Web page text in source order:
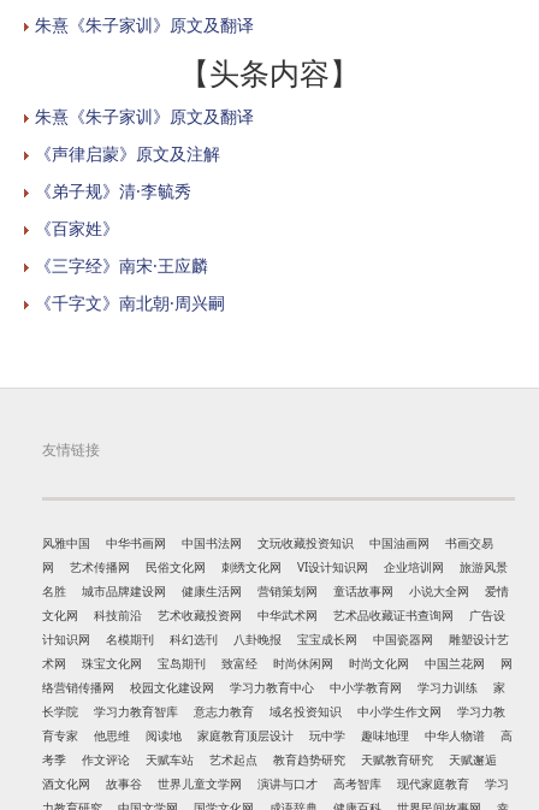
朱熹《朱子家训》原文及翻译
【头条内容】
朱熹《朱子家训》原文及翻译
《声律启蒙》原文及注解
《弟子规》清·李毓秀
《百家姓》
《三字经》南宋·王应麟
《千字文》南北朝·周兴嗣
友情链接
风雅中国 中华书画网 中国书法网 文玩收藏投资知识 中国油画网
书画交易
网
艺术传播网 民俗文化网 刺绣文化网 VI设计知识网 企业培训网
旅游风景
名胜
城市品牌建设网 健康生活网 营销策划网 童话故事网 小说大全网
爱情
文化网
科技前沿 艺术收藏投资网 中华武术网 艺术品收藏证书查询网
广告设
计知识网
名模期刊 科幻选刊 八卦晚报 宝宝成长网 中国瓷器网
雕塑设计艺
术网
珠宝文化网 宝岛期刊 致富经 时尚休闲网 时尚文化网 中国兰花网
网
络营销传播网
校园文化建设网 学习力教育中心 中小学教育网 学习力训练
家
长学院
学习力教育智库 意志力教育 域名投资知识 中小学生作文网
学习力教
育专家
他思维 阅读地 家庭教育顶层设计 玩中学 趣味地理 中华人物谱
高
考季
作文评论 天赋车站 艺术起点 教育趋势研究 天赋教育研究
天赋邂逅
酒文化网
故事谷 世界儿童文学网 演讲与口才 高考智库 现代家庭教育
学习